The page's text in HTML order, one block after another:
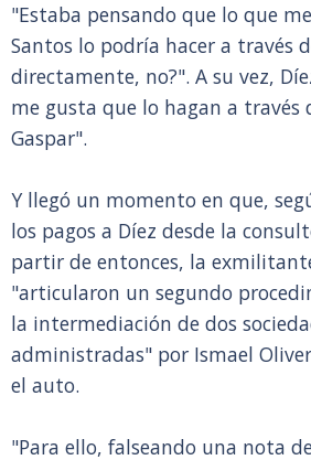
"Estaba pensando que lo que
Santos lo podría hacer a través
directamente, no?". A su vez,
me gusta que lo hagan a través
Gaspar".
Y llegó un momento en que,
los pagos a Díez desde la
partir de entonces, la
"articularon un segundo
la intermediación de dos
administradas" por Ismael
el auto.
"Para ello, falseando una nota